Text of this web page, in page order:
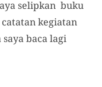
selipkan buku
kegiatan
baca lagi